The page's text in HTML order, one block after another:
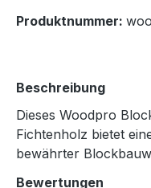
Produktnummer:
Beschreibung
Dieses Woodpro
Fichtenholz bietet
bewährter
Bewertungen